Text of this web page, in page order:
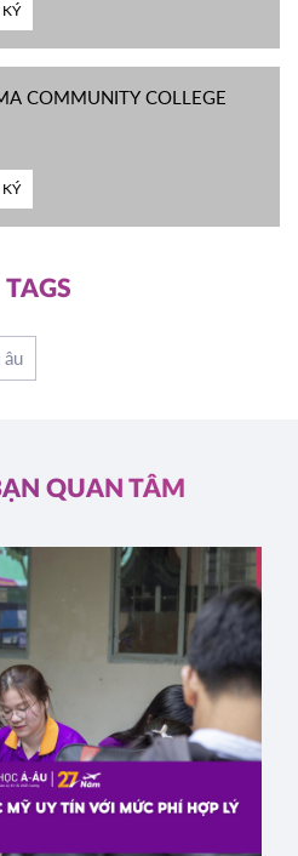
COMMUNITY COLLEGE
TAGS
âu
QUAN TÂM